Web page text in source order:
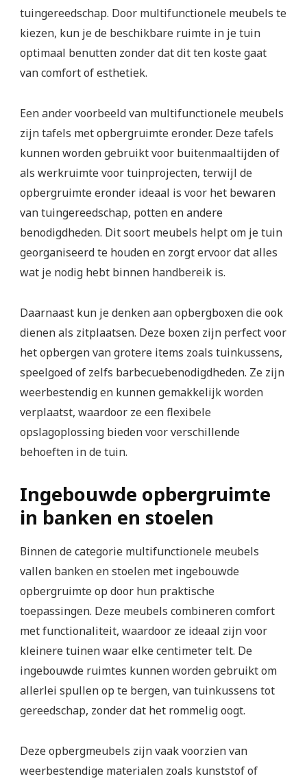
tuingereedschap. Door multifunctionele meubels te
kiezen, kun je de beschikbare ruimte in je tuin
optimaal benutten zonder dat dit ten koste gaat
van comfort of esthetiek.
Een ander voorbeeld van multifunctionele meubels
zijn tafels met opbergruimte eronder. Deze tafels
kunnen worden gebruikt voor buitenmaaltijden of
als werkruimte voor tuinprojecten, terwijl de
opbergruimte eronder ideaal is voor het bewaren
van tuingereedschap, potten en andere
benodigdheden. Dit soort meubels helpt om je tuin
georganiseerd te houden en zorgt ervoor dat alles
wat je nodig hebt binnen handbereik is.
Daarnaast kun je denken aan opbergboxen die ook
dienen als zitplaatsen. Deze boxen zijn perfect voor
het opbergen van grotere items zoals tuinkussens,
speelgoed of zelfs barbecuebenodigdheden. Ze zijn
weerbestendig en kunnen gemakkelijk worden
verplaatst, waardoor ze een flexibele
opslagoplossing bieden voor verschillende
behoeften in de tuin.
Ingebouwde opbergruimte
in banken en stoelen
Binnen de categorie multifunctionele meubels
vallen banken en stoelen met ingebouwde
opbergruimte op door hun praktische
toepassingen. Deze meubels combineren comfort
met functionaliteit, waardoor ze ideaal zijn voor
kleinere tuinen waar elke centimeter telt. De
ingebouwde ruimtes kunnen worden gebruikt om
allerlei spullen op te bergen, van tuinkussens tot
gereedschap, zonder dat het rommelig oogt.
Deze opbergmeubels zijn vaak voorzien van
weerbestendige materialen zoals kunststof of